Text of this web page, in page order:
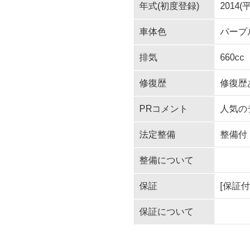
年式(初度登録) 2014(
車体色 パープ
排気 660cc
修復歴 修復歴
PRコメント 人気
法定整備 整備付
整備について
保証 [保証
保証について